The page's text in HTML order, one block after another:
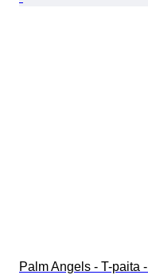
Palm Angels - T-paita -